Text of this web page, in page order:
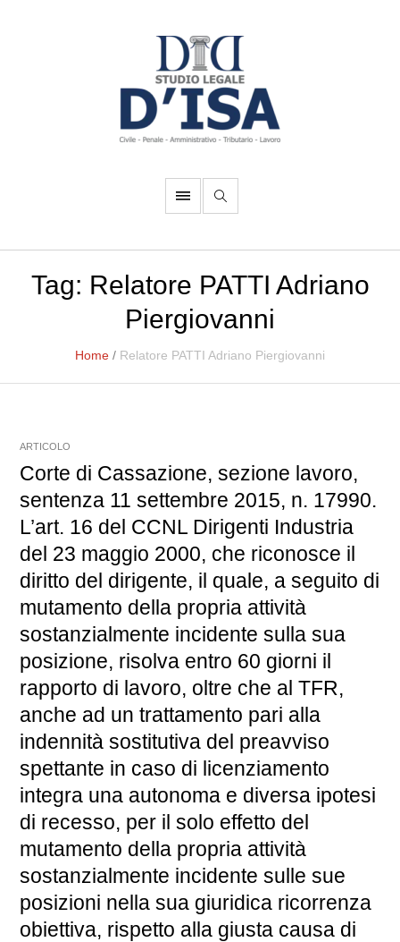
Tag: Relatore PATTI Adriano
Piergiovanni
Home / Relatore PATTI Adriano Piergiovanni
ARTICOLO
Corte di Cassazione, sezione lavoro,
sentenza 11 settembre 2015, n. 17990.
L’art. 16 del CCNL Dirigenti Industria
del 23 maggio 2000, che riconosce il
diritto del dirigente, il quale, a seguito di
mutamento della propria attività
sostanzialmente incidente sulla sua
posizione, risolva entro 60 giorni il
rapporto di lavoro, oltre che al TFR,
anche ad un trattamento pari alla
indennità sostitutiva del preavviso
spettante in caso di licenziamento
integra una autonoma e diversa ipotesi
di recesso, per il solo effetto del
mutamento della propria attività
sostanzialmente incidente sulle sue
posizioni nella sua giuridica ricorrenza
obiettiva, rispetto alla giusta causa di